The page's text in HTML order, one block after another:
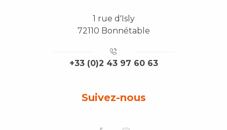
1 rue d'Isly
72110 Bonnétable
+33 (0)2 43 97 60 63
Suivez-nous